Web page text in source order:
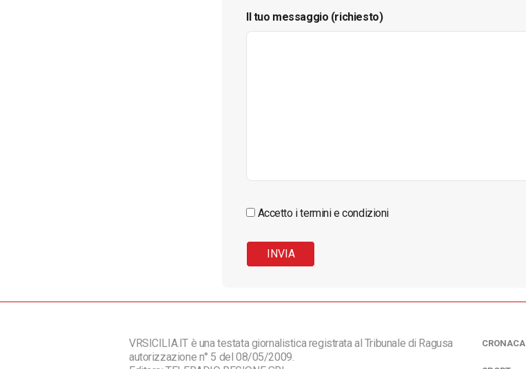
Il tuo messaggio (richiesto)
Accetto i termini e condizioni
VRSICILIA.IT è una testata giornalistica registrata al Tribunale di Ragusa
autorizzazione n° 5 del 08/05/2009.
CRONACA